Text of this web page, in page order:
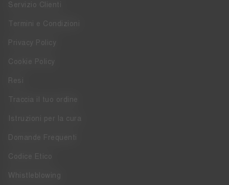
Servizio Clienti
Termini e Condizioni
Privacy Policy
Cookie Policy
Resi
Traccia il tuo ordine
Istruzioni per la cura
Domande Frequenti
Codice Etico
Whistleblowing